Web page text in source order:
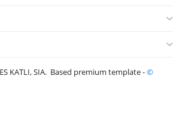
KATLI, SIA. Based premium template -©